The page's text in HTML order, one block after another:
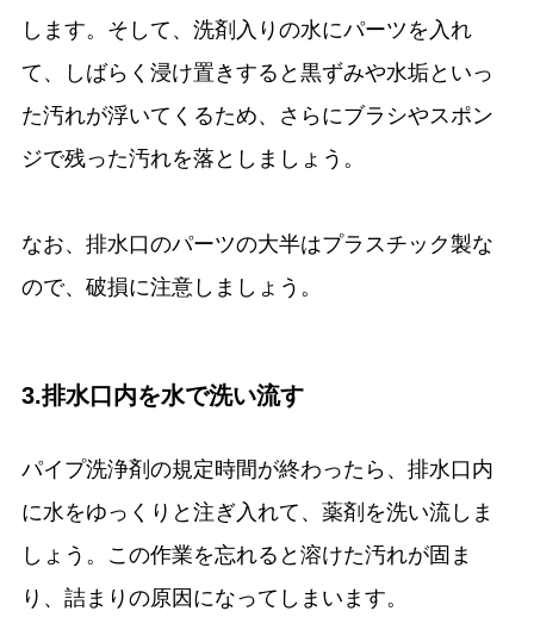
します。そして、洗剤入りの水にパーツを入れ
て、しばらく浸け置きすると黒ずみや水垢といっ
た汚れが浮いてくるため、さらにブラシやスポン
ジで残った汚れを落としましょう。
なお、排水口のパーツの大半はプラスチック製な
ので、破損に注意しましょう。
3.排水口内を水で洗い流す
パイプ洗浄剤の規定時間が終わったら、排水口内
に水をゆっくりと注ぎ入れて、薬剤を洗い流しま
しょう。この作業を忘れると溶けた汚れが固ま
り、詰まりの原因になってしまいます。